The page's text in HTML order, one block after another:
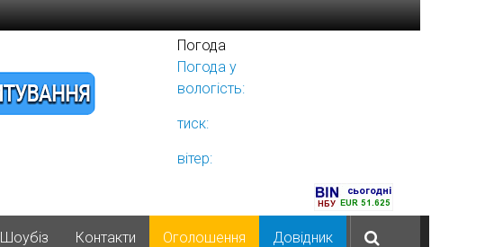
Погода
Погода у
вологість:
тиск:
вітер:
Шоубіз Контакти Оголошення Довідник